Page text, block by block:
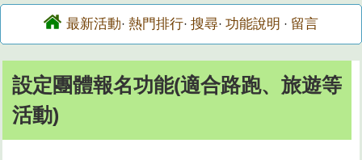
最新活動· 熱門排行· 搜尋· 功能說明 · 留言
設定團體報名功能(適合路跑、旅遊等
活動)